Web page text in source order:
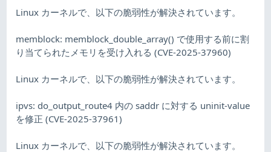
Linux カーネルで、以下の脆弱性が解決されています。
memblock: memblock_double_array() で使用する前に割
り当てられたメモリを受け入れる (CVE-2025-37960)
Linux カーネルで、以下の脆弱性が解決されています。
ipvs: do_output_route4 内の saddr に対する uninit-value
を修正 (CVE-2025-37961)
Linux カーネルで、以下の脆弱性が解決されています。